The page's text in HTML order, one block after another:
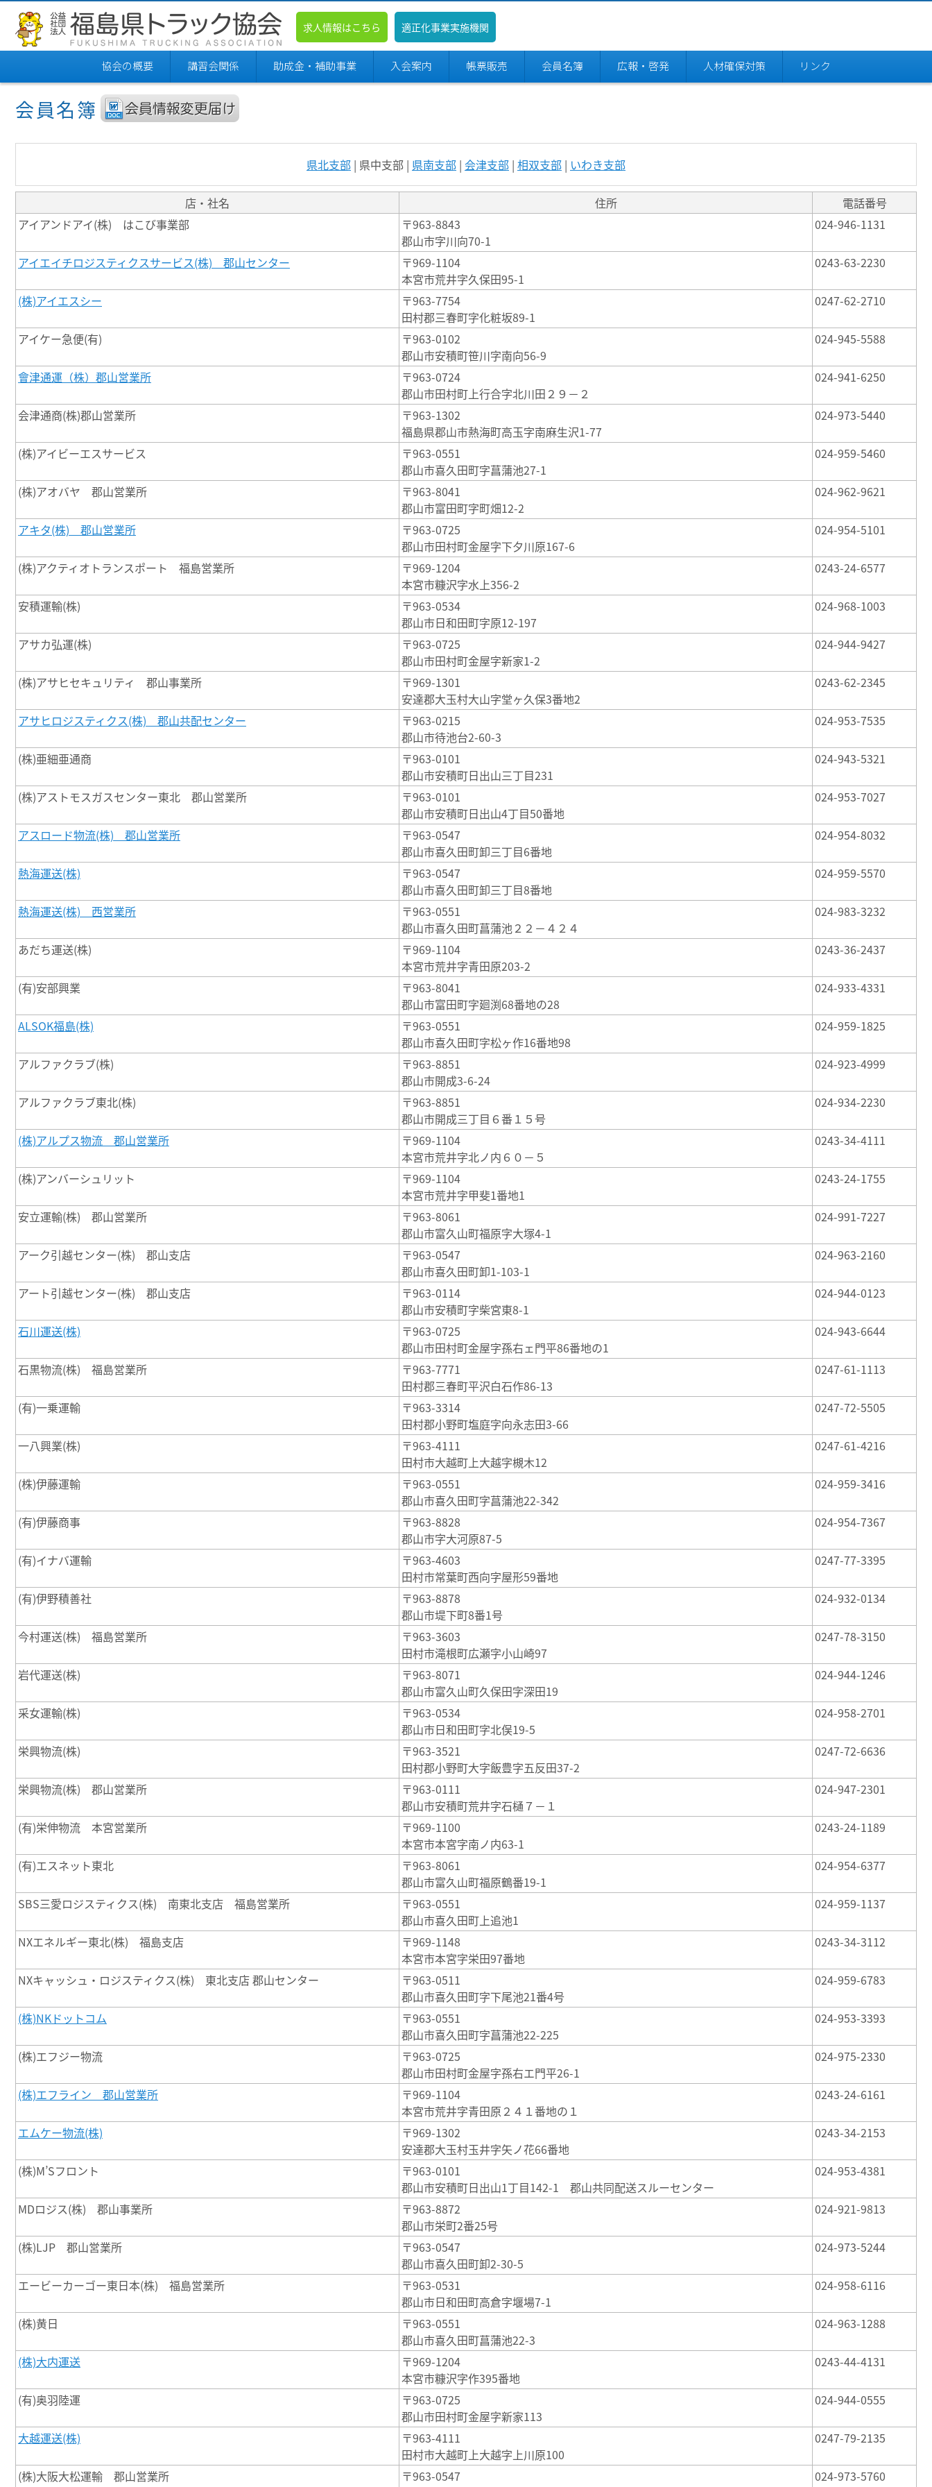
求人情報はこちら 適正化事業実施機関
協会の概要 講習会関係 助成金・補助事業 入会案内 帳票販売 会員名簿 広報・啓発 人材確保対策 リンク
会員名簿
県北支部 | 県中支部 | 県南支部 | 会津支部 | 相双支部 | いわき支部
店・社名 住所
電話番号
アイアンドアイ(株) はこび事業部
〒963-8843
郡山市字川向70-1
024-946-1131
アイエイチロジスティクスサービス(株) 郡山センター
〒969-1104
本宮市荒井字久保田95-1
0243-63-2230
(株)アイエスシー
〒963-7754
田村郡三春町字化粧坂89-1
0247-62-2710
アイケー急便(有)
〒963-0102
郡山市安積町笹川字南向56-9
024-945-5588
會津通運（株）郡山営業所
〒963-0724
郡山市田村町上行合字北川田２９－２
024-941-6250
会津通商(株)郡山営業所
〒963-1302
福島県郡山市熱海町高玉字南麻生沢1-77
024-973-5440
(株)アイビーエスサービス
〒963-0551
郡山市喜久田町字菖蒲池27-1
024-959-5460
(株)アオバヤ 郡山営業所
〒963-8041
郡山市富田町字町畑12-2
024-962-9621
アキタ(株) 郡山営業所
〒963-0725
郡山市田村町金屋字下夕川原167-6
024-954-5101
(株)アクティオトランスポート 福島営業所
〒969-1204
本宮市糠沢字水上356-2
0243-24-6577
安積運輸(株)
〒963-0534
郡山市日和田町字原12-197
024-968-1003
アサカ弘運(株)
〒963-0725
郡山市田村町金屋字新家1-2
024-944-9427
(株)アサヒセキュリティ 郡山事業所
〒969-1301
安達郡大玉村大山字堂ヶ久保3番地2
0243-62-2345
アサヒロジスティクス(株) 郡山共配センター
〒963-0215
郡山市待池台2-60-3
024-953-7535
(株)亜細亜通商
〒963-0101
郡山市安積町日出山三丁目231
024-943-5321
(株)アストモスガスセンター東北 郡山営業所
〒963-0101
郡山市安積町日出山4丁目50番地
024-953-7027
アスロード物流(株) 郡山営業所
〒963-0547
郡山市喜久田町卸三丁目6番地
024-954-8032
熱海運送(株)
〒963-0547
郡山市喜久田町卸三丁目8番地
024-959-5570
熱海運送(株) 西営業所
〒963-0551
郡山市喜久田町菖蒲池２２－４２４
024-983-3232
あだち運送(株)
〒969-1104
本宮市荒井字青田原203-2
0243-36-2437
(有)安部興業
〒963-8041
郡山市富田町字廻渕68番地の28
024-933-4331
ALSOK福島(株)
〒963-0551
郡山市喜久田町字松ヶ作16番地98
024-959-1825
アルファクラブ(株)
〒963-8851
郡山市開成3-6-24
024-923-4999
アルファクラブ東北(株)
〒963-8851
郡山市開成三丁目６番１５号
024-934-2230
(株)アルプス物流 郡山営業所
〒969-1104
本宮市荒井字北ノ内６０－５
0243-34-4111
(株)アンバーシュリット
〒969-1104
本宮市荒井字甲斐1番地1
0243-24-1755
安立運輸(株) 郡山営業所
〒963-8061
郡山市富久山町福原字大塚4-1
024-991-7227
アーク引越センター(株) 郡山支店
〒963-0547
郡山市喜久田町卸1-103-1
024-963-2160
アート引越センター(株) 郡山支店
〒963-0114
郡山市安積町字柴宮東8-1
024-944-0123
石川運送(株)
〒963-0725
郡山市田村町金屋字孫右ェ門平86番地の1
024-943-6644
石黒物流(株) 福島営業所
〒963-7771
田村郡三春町平沢白石作86-13
0247-61-1113
(有)一乗運輸
〒963-3314
田村郡小野町塩庭字向永志田3-66
0247-72-5505
一八興業(株)
〒963-4111
田村市大越町上大越字槻木12
0247-61-4216
(株)伊藤運輸
〒963-0551
郡山市喜久田町字菖蒲池22-342
024-959-3416
(有)伊藤商事
〒963-8828
郡山市字大河原87-5
024-954-7367
(有)イナバ運輸
〒963-4603
田村市常葉町西向字屋形59番地
0247-77-3395
(有)伊野積善社
〒963-8878
郡山市堤下町8番1号
024-932-0134
今村運送(株) 福島営業所
〒963-3603
田村市滝根町広瀬字小山崎97
0247-78-3150
岩代運送(株)
〒963-8071
郡山市富久山町久保田字深田19
024-944-1246
采女運輸(株)
〒963-0534
郡山市日和田町字北俣19-5
024-958-2701
栄興物流(株)
〒963-3521
田村郡小野町大字飯豊字五反田37-2
0247-72-6636
栄興物流(株) 郡山営業所
〒963-0111
郡山市安積町荒井字石樋７－１
024-947-2301
(有)栄伸物流 本宮営業所
〒969-1100
本宮市本宮字南ノ内63-1
0243-24-1189
(有)エスネット東北
〒963-8061
郡山市富久山町福原鶴番19-1
024-954-6377
SBS三愛ロジスティクス(株) 南東北支店 福島営業所
〒963-0551
郡山市喜久田町上追池1
024-959-1137
NXエネルギー東北(株) 福島支店
〒969-1148
本宮市本宮字栄田97番地
0243-34-3112
NXキャッシュ・ロジスティクス(株) 東北支店 郡山センター
〒963-0511
郡山市喜久田町字下尾池21番4号
024-959-6783
(株)NKドットコム
〒963-0551
郡山市喜久田町字菖蒲池22-225
024-953-3393
(株)エフジー物流
〒963-0725
郡山市田村町金屋字孫右エ門平26-1
024-975-2330
(株)エフライン 郡山営業所
〒969-1104
本宮市荒井字青田原２４１番地の１
0243-24-6161
エムケー物流(株)
〒969-1302
安達郡大玉村玉井字矢ノ花66番地
0243-34-2153
(株)M’Sフロント
〒963-0101
郡山市安積町日出山1丁目142-1 郡山共同配送スルーセンター
024-953-4381
MDロジス(株) 郡山事業所
〒963-8872
郡山市栄町2番25号
024-921-9813
(株)LJP 郡山営業所
〒963-0547
郡山市喜久田町卸2-30-5
024-973-5244
エービーカーゴー東日本(株) 福島営業所
〒963-0531
郡山市日和田町高倉字堰場7-1
024-958-6116
(株)黄日
〒963-0551
郡山市喜久田町菖蒲池22-3
024-963-1288
(株)大内運送
〒969-1204
本宮市糠沢字作395番地
0243-44-4131
(有)奥羽陸運
〒963-0725
郡山市田村町金屋字新家113
024-944-0555
大越運送(株)
〒963-4111
田村市大越町上大越字上川原100
0247-79-2135
(株)大阪大松運輸 郡山営業所
〒963-0547
024-973-5760